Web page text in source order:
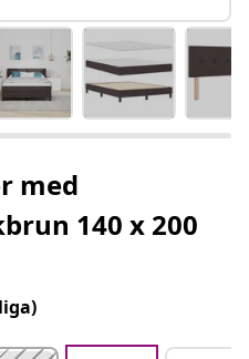
med
140 x 200